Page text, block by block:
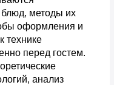
методы их
оформления и
технике
перед гостем.
анализ